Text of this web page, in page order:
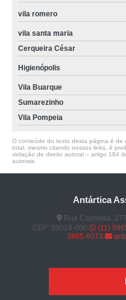
vila romero
vila santa maria
Cerqueira César
Higienópolis
Vila Buarque
Sumarezinho
Vila Pompeia
O conteúdo do texto desta página é de
total, mesmo citando nossos links, é
violação de direito autoral – artigo 184
autorais
Antártica
Rua Cayowaá,
CEP: 05018-000
(11)
3865-6073